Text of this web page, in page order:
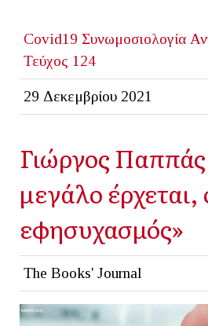
Covid19 Συνωμοσιολογία
Τεύχος 124
29 Δεκεμβρίου 2021
Γιώργος
μεγάλο έρχεται,
εφησυχασμός»
The Books' Journal